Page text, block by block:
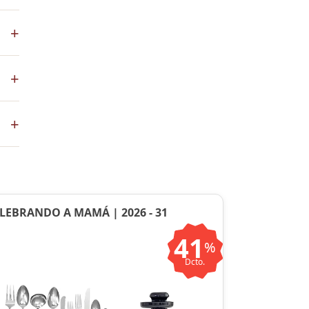
+
+
+
A MAMÁ | 2026 - 31
41 %
Dcto.